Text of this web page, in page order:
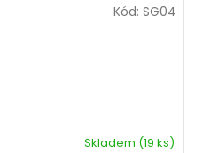
Skladem (19 ks)
Kód: SG04